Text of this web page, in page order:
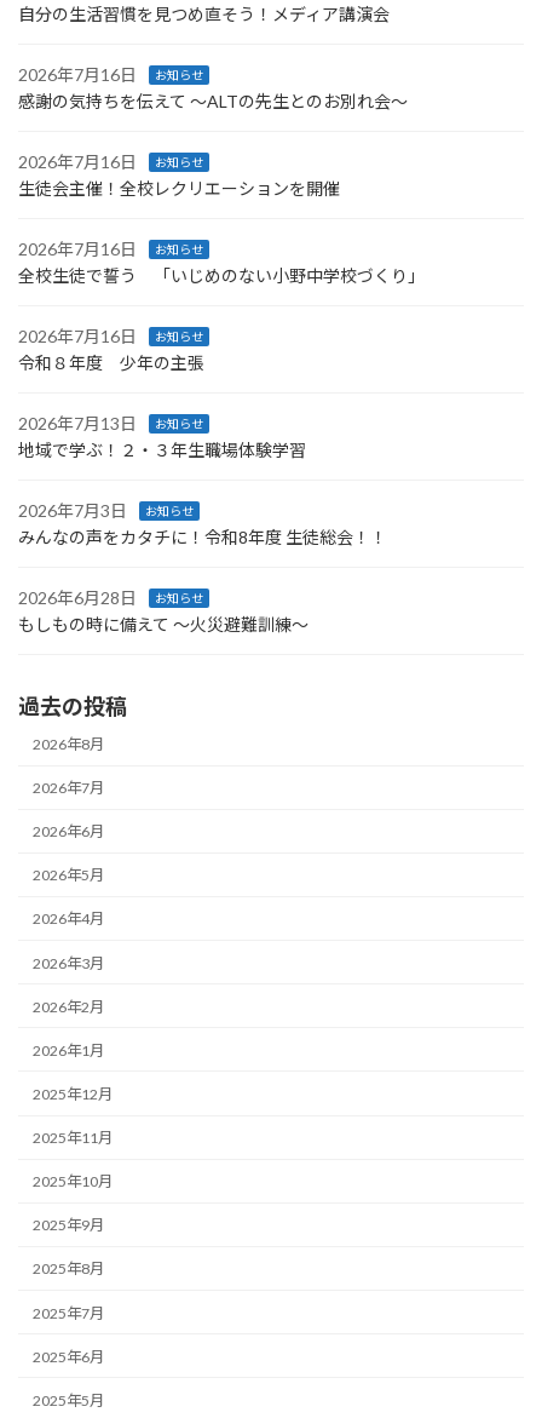
自分の生活習慣を見つめ直そう！メディア講演会
2026年7月16日 お知らせ
感謝の気持ちを伝えて ～ALTの先生とのお別れ会～
2026年7月16日 お知らせ
生徒会主催！全校レクリエーションを開催
2026年7月16日 お知らせ
全校生徒で誓う 「いじめのない小野中学校づくり」
2026年7月16日 お知らせ
令和８年度 少年の主張
2026年7月13日 お知らせ
地域で学ぶ！２・３年生職場体験学習
2026年7月3日 お知らせ
みんなの声をカタチに！令和8年度 生徒総会！！
2026年6月28日 お知らせ
もしもの時に備えて ～火災避難訓練～
過去の投稿
2026年8月
2026年7月
2026年6月
2026年5月
2026年4月
2026年3月
2026年2月
2026年1月
2025年12月
2025年11月
2025年10月
2025年9月
2025年8月
2025年7月
2025年6月
2025年5月